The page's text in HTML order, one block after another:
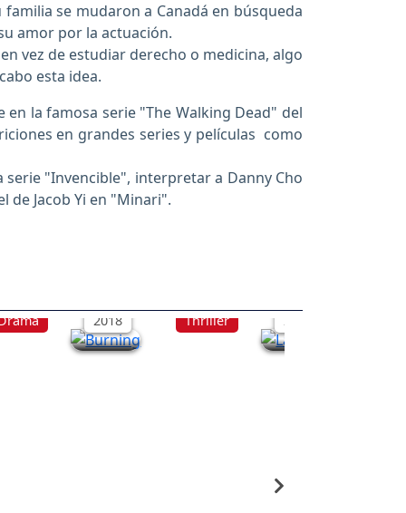
se mudaron a Canadá en búsqueda
amor por la actuación.
vez de estudiar derecho o medicina, algo
esta idea.
la famosa serie "The Walking Dead" del
en grandes series y películas como
"Invencible", interpretar a Danny Cho
de Jacob Yi en "Minari".
2018 Thriller 2017